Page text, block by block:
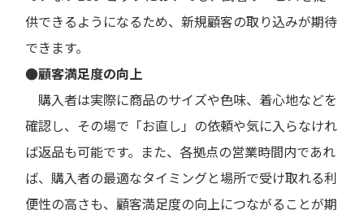
供できるようになるため、新規顧客の取り込みが期待
できます。
●顧客満足度の向上
購入者は実際に商品のサイズや色味、着心地などを
確認し、その場で「お直し」の依頼や気に入らなけれ
ば返品も可能です。また、各拠点の営業時間内であれ
ば、購入者の最適なタイミングと場所で受け取れる利
便性の高さも、顧客満足度の向上につながることが期